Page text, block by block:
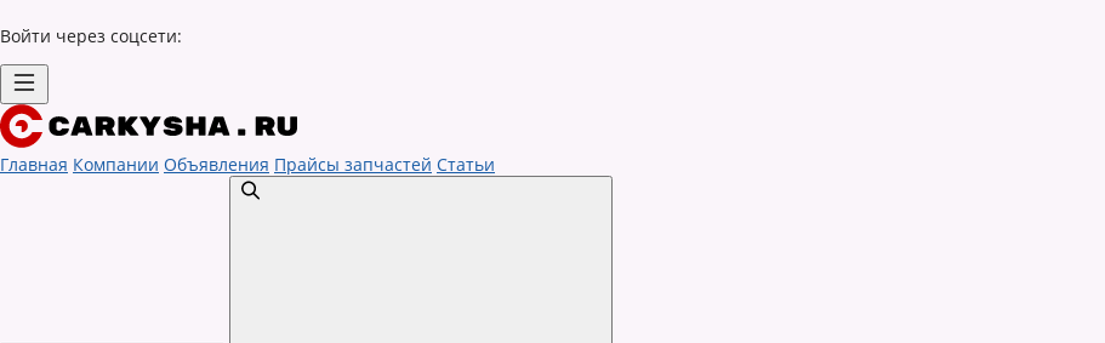
Войти через соцсети:
Главная Компании Объявления Прайсы запчастей Статьи